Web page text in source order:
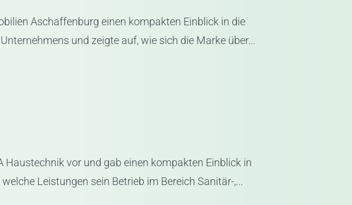
Aschaffenburg einen kompakten Einblick in die
und zeigte auf, wie sich die Marke über...
vor und gab einen kompakten Einblick in
Leistungen sein Betrieb im Bereich Sanitär-,...